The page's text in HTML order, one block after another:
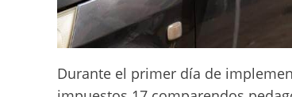
Durante el primer día de